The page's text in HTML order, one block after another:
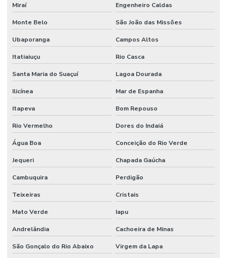
Revestimento Uretano Para Indústrias
Revestimento Uretano Para Indústrias Alimentícias Minas Gerais
Revestimento Uretano São Paulo
Revestimentos Epóxi
Serviço De Impermeabilização
Serviço De Impermeabilização Em São Paulo
Serviço De Juntas De Dilatação
Serviço De Lapidação De Pisos
Serviço De Lapidação Em São Paulo
Serviço De Pintura De Faixas De Demarcação
Serviço De Pintura Epóxi
Serviço De Pintura Epóxi Em Sp
Miraí Engenheiro Caldas
Monte Belo São João das Missões
Ubaporanga Campos Altos
Itatiaiuçu Rio Casca
Santa Maria do Suaçuí Lagoa Dourada
Ilicínea Mar de Espanha
Itapeva Bom Repouso
Rio Vermelho Dores do Indaiá
Água Boa Conceição do Rio Verde
Jequeri Chapada Gaúcha
Cambuquira Perdigão
Teixeiras Cristais
Mato Verde Iapu
Andrelândia Cachoeira de Minas
São Gonçalo do Rio Abaixo Virgem da Lapa